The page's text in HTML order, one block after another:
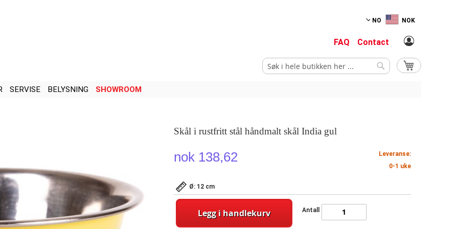
NO NOK
FAQ Contact
Min handlekurv
SERVISE BELYSNING SHOWROOM
Skål i rustfritt stål håndmalt skål India gul
nok 138,62
Leveranse:
0-1 uke
Ø: 12 cm
Antall
Legg i handlekurv